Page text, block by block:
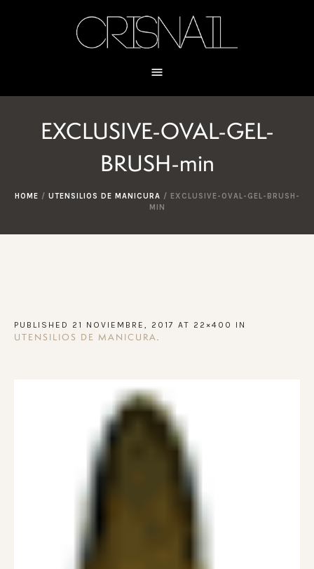
EXCLUSIVE-OVAL-GEL-
BRUSH-min
HOME / UTENSILIOS DE MANICURA / EXCLUSIVE-OVAL-GEL-BRUSH-
MIN
PUBLISHED 21 NOVIEMBRE, 2017 AT 22×400 IN
UTENSILIOS DE MANICURA.